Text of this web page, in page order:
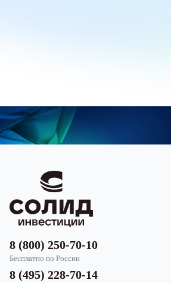
8 (800) 250-70-10
Бесплатно по России
8 (495) 228-70-14